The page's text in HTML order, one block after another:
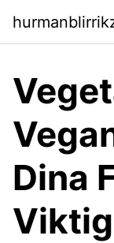
Dina